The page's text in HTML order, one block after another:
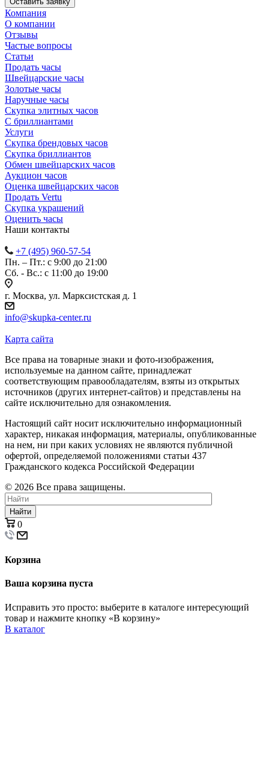
Компания
О компании
Отзывы
Частые вопросы
Статьи
Продать часы
Швейцарские часы
Золотые часы
Наручные часы
Скупка элитных часов
С бриллиантами
Услуги
Скупка брендовых часов
Скупка бриллиантов
Обмен швейцарских часов
Аукцион часов
Оценка швейцарских часов
Продать Vertu
Скупка украшений
Оценить часы
Наши контакты
+7 (495) 960-57-54
Пн. – Пт.: с 9:00 до 21:00
Сб. - Вс.: c 11:00 до 19:00
г. Москва, ул. Марксистская д. 1
info@skupka-center.ru
Карта сайта
Все права на товарные знаки и фото-изображения,
используемые на данном сайте, принадлежат
соответствующим правообладателям, взяты из открытых
источников (других интернет-сайтов) и представлены на
сайте исключительно для ознакомления.
Настоящий сайт носит исключительно информационный
характер, никакая информация, материалы, опубликованные
на нем, ни при каких условиях не являются публичной
офертой, определяемой положениями статьи 437
Гражданского кодекса Российской Федерации
© 2026 Все права защищены.
Найти
0
Корзина
Ваша корзина пуста
Исправить это просто: выберите в каталоге интересующий
товар и нажмите кнопку «В корзину»
В каталог